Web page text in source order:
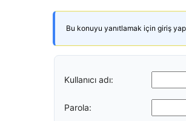
Bu konuyu yanıtlamak için giriş
Kullanıcı adı:
Parola: